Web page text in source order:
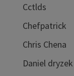
Cctlds
Chefpatrick
Chris Chena
Daniel dryzek